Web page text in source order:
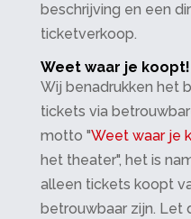
beschrijving en een
ticketverkoop.
Weet waar je koopt!
Wij benadrukken het
tickets via
motto "Weet waar je
het theater", het is
alleen tickets koopt
betrouwbaar zijn. Let